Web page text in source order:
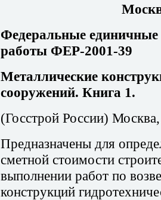
Федеральные единичные
работы ФЕР-2001-39
Металлические
сооружений. Книга 1.
(Госстрой России)
Предназначены для
сметной стоимости
выполнении работ по
конструкций